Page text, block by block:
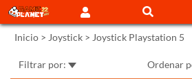
Inicio > Joystick > Joystick Playstation 5
Filtrar por: Ordenar